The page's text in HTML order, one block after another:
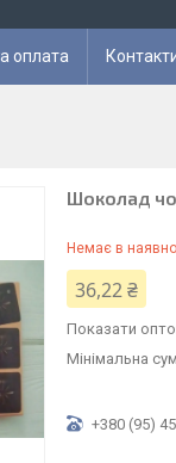
оплата
Шоколад
Немає в
36,22 ₴
Показати
Мінімальна
+380 (95)